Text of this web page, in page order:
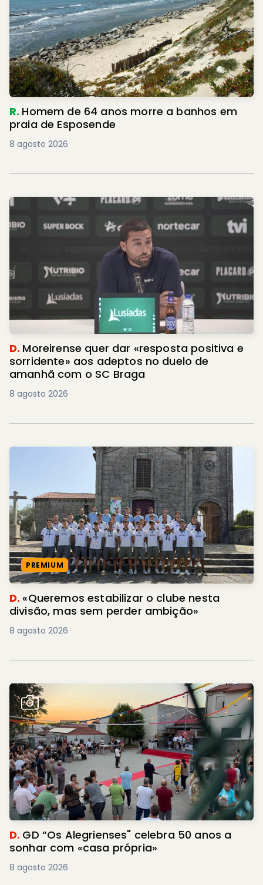
R. Homem de 64 anos morre a banhos em
praia de Esposende
8 agosto 2026
D. Moreirense quer dar «resposta positiva e
sorridente» aos adeptos no duelo de
amanhã com o SC Braga
8 agosto 2026
PREMIUM
D. «Queremos estabilizar o clube nesta
divisão, mas sem perder ambição»
8 agosto 2026
D. GD “Os Alegrienses" celebra 50 anos a
sonhar com «casa própria»
8 agosto 2026